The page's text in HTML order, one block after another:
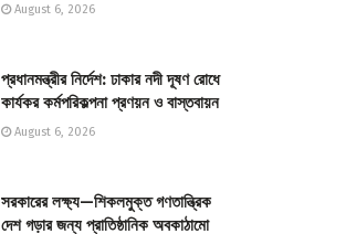
August 6, 2026
প্রধানমন্ত্রীর নির্দেশ: ঢাকার নদী দূষণ রোধে
কার্যকর কর্মপরিকল্পনা প্রণয়ন ও বাস্তবায়ন
August 6, 2026
সরকারের লক্ষ্য—শিকলমুক্ত গণতান্ত্রিক
দেশ গড়ার জন্য প্রাতিষ্ঠানিক অবকাঠামো